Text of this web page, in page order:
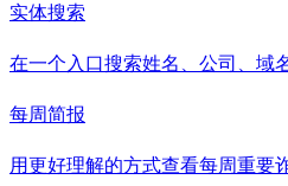
实体搜索
在一个入口搜索姓名、公司、域
每周简报
用更好理解的方式查看每周重要